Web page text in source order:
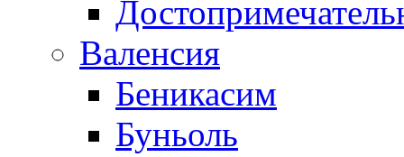
Валенсия
Беникасим
Буньоль